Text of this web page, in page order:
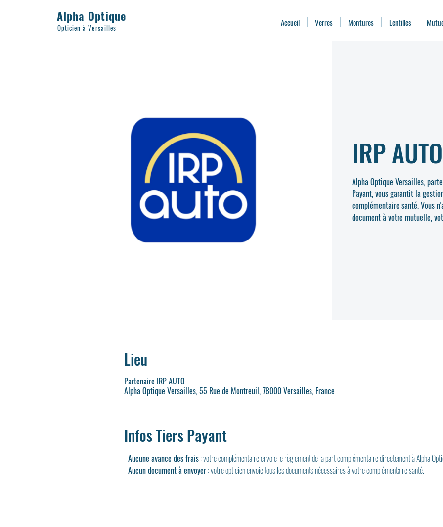
Alpha Optique
Opticien à Versailles Accueil Verres Montures Lentilles
IRP AUTO
Alpha Optique Versailles,
Payant, vous garantit la
complémentaire santé. Vous
document à votre mutuelle,
Lieu
Partenaire IRP AUTO
Alpha Optique Versailles, 55 Rue de Montreuil, 78000 Versailles, France
Infos Tiers Payant
- Aucune avance des frais : votre complémentaire envoie le règlement de la part complémentaire directement à Alpha
- Aucun document à envoyer : votre opticien envoie tous les documents nécessaires à votre complémentaire santé.